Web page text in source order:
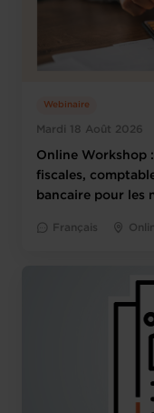
Mardi 18 Août 2026
Webinaire
Online Workshop
fiscales,
bancaire pour les
Français